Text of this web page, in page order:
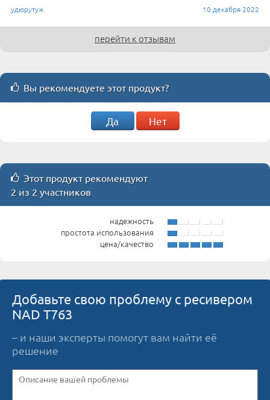
удюрутуж 10 декабря 2022
перейти к отзывам
Вы рекомендуете этот продукт?
Да Нет
Этот продукт рекомендуют
2 из 2 участников
надежность
простота использования
цена/качество
Добавьте свою проблему с ресивером
NAD T763
– и наши эксперты помогут вам найти её
решение